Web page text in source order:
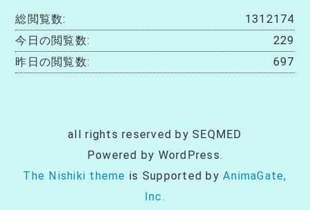
1312174
総閲覧数:
229
今日の閲覧数:
697
昨日の閲覧数:
all rights reserved by SEQMED
Powered by WordPress.
The Nishiki theme is Supported byAnimaGate,
Inc.